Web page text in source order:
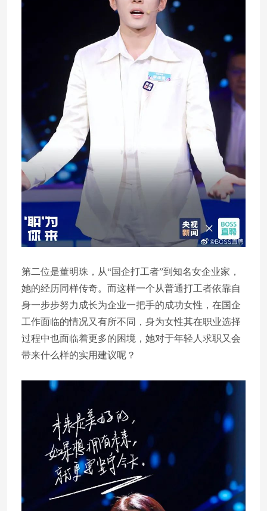
第二位是董明珠，从“国企打工者”到知名女企业家，
她的经历同样传奇。而这样一个从普通打工者依靠自
身一步步努力成长为企业一把手的成功女性，在国企
工作面临的情况又有所不同，身为女性其在职业选择
过程中也面临着更多的困境，她对于年轻人求职又会
带来什么样的实用建议呢？